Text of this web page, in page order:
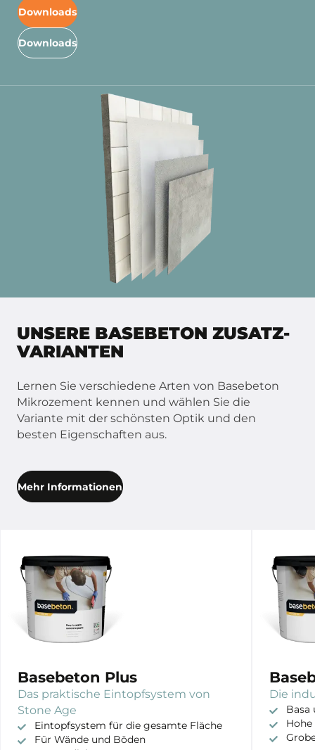
Downloads
Downloads
UNSERE BASEBETON ZUSATZ-
VARIANTEN
Lernen Sie verschiedene Arten von Basebeton
Mikrozement kennen und wählen Sie die
Variante mit der schönsten Optik und den
besten Eigenschaften aus.
Mehr Informationen
Basebeton Plus
Das praktische Eintopfsystem von
Stone Age
Eintopfsystem für die gesamte Fläche
Für Wände und Böden
Die
Basa